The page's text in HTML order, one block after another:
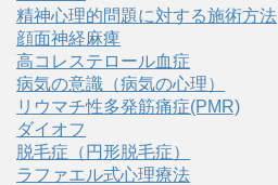
精神心理的問題に対する施術方法
顔面神経麻痺
高コレステロール血症
病気の意識（病気の心理）
リウマチ性多発筋痛症(PMR)
ダイオフ
脱毛症（円形脱毛症）
ラファエル式心理療法